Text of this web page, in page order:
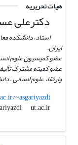
هیات تحریریه
دکترعلی
استاد، دانشکده
ایران.
عضو کمیسیون علوم
عضو کمیته مشترک
وارتقاء علوم انسانی ،
~asgariyazdi
asgariyazdi
ut.ac.ir